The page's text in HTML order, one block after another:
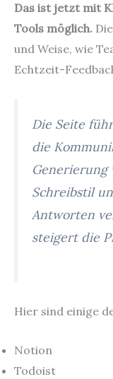
Das ist jetzt mit
Tools möglich.
und Weise, wie
Echtzeit-
Die Seite
die
Generierung
Schreibstil
Antworten
steigert die
Hier sind einige
Notion
Todoist